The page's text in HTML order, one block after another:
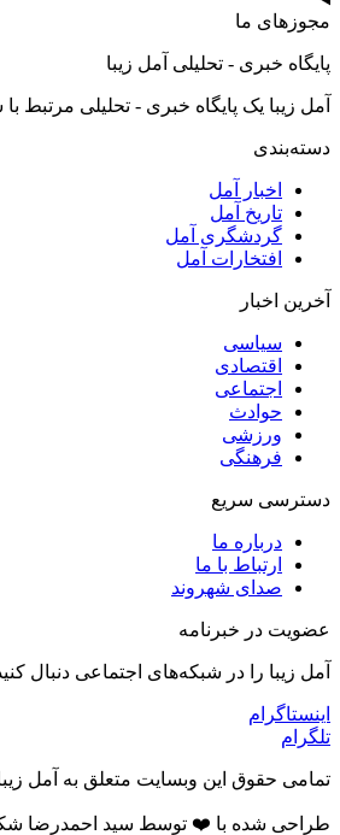
مجوزهای ما
پایگاه خبری - تحلیلی آمل زیبا
آمل زیبا یک پایگاه خبری - تحلیلی
دسته‌بندی
اخبار آمل
تاریخ آمل
گردشگری آمل
افتخارات آمل
آخرین اخبار
سیاسی
اقتصادی
اجتماعی
حوادث
ورزشی
فرهنگی
دسترسی سریع
درباره ما
ارتباط با ما
صدای شهروند
عضویت در خبرنامه
آمل زیبا را در شبکه‌های اجتماعی دنبال
اینستاگرام
تلگرام
تمامی حقوق این وبسایت متعلق به آمل
طراحی شده با ❤️ توسط سید احمدرضا